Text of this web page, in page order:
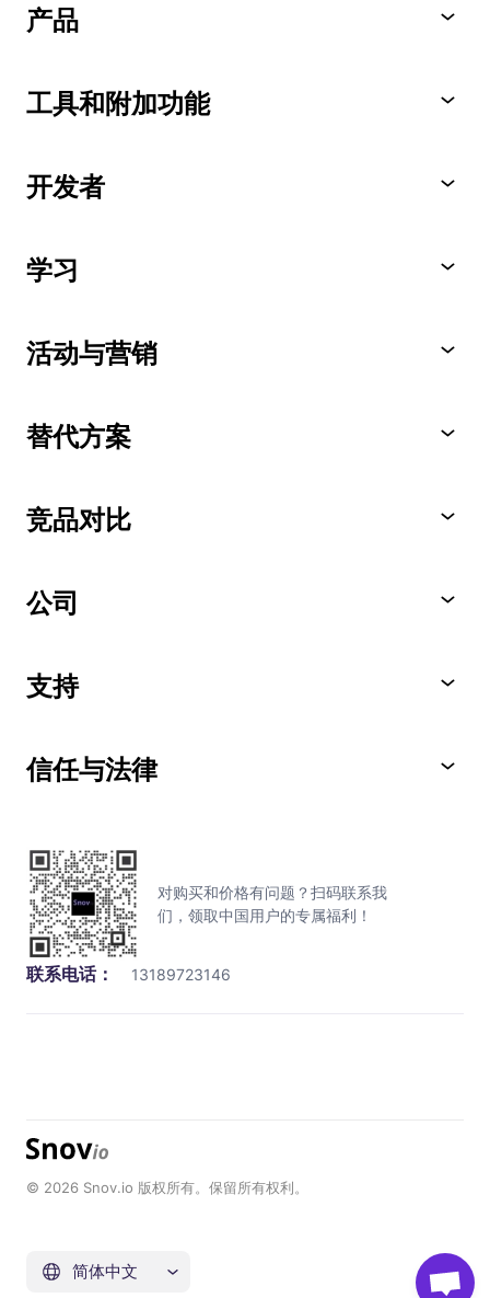
产品
工具和附加功能
开发者
学习
活动与营销
替代方案
竞品对比
公司
支持
信任与法律
对购买和价格有问题？扫码联系我
们，领取中国用户的专属福利！
联系电话： 13189723146
© 2026 Snov.io 版权所有。保留所有权利。
简体中文